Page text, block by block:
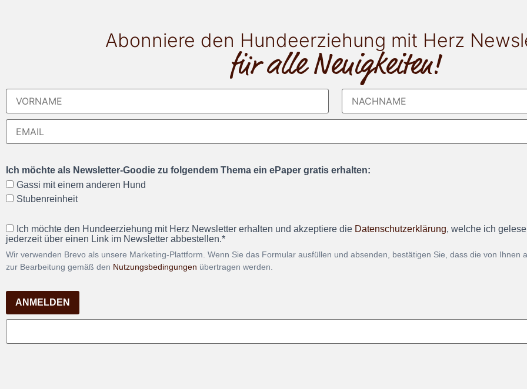
Abonniere den Hundeerziehung mit Herz
für alle Neuigkeiten!
Ich möchte als Newsletter-Goodie zu folgendem Thema ein ePaper gratis erhalten:
Gassi mit einem anderen Hund
Stubenreinheit
Ich möchte den Hundeerziehung mit Herz Newsletter erhalten und akzeptiere die Datenschutzerklärung, welche ich
jederzeit über einen Link im Newsletter abbestellen.*
Wir verwenden Brevo als unsere Marketing-Plattform. Wenn Sie das Formular ausfüllen und absenden, bestätigen Sie, dass die von Ihnen
zur Bearbeitung gemäß den Nutzungsbedingungen übertragen werden.
ANMELDEN